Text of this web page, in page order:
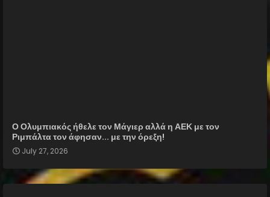
Ο Ολυμπιακός ήθελε τον Μάγιερ αλλά η ΑΕΚ με τον
Ριμπάλτα τον άφησαν... με την όρεξη!
July 27, 2026